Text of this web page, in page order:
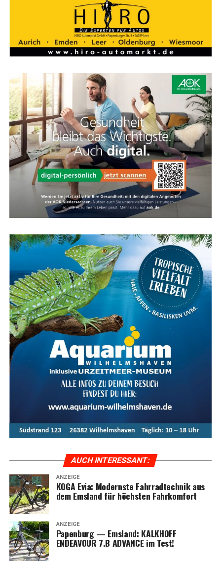
KOGA Feder­ga­bel
Kom­fort und Sport­lich­keit vereint
bel und viel leich­ter als eine Stan­dard-Feder­ga­bel. Die­se
Feder­ein­heit spricht nur bei Bedarf an und bie­tet
zusätz­li­chen Kom­fort für Hand­ge­len­ke und Schul­tern,
ohne das direk­te Fahr­ge­fühl zu verlieren.
Kar­te für das Ems­land Papenburg
Fazit: Das KOGA Evia — Per­fek­te
Wahl für Radfahrkomfort
Das KOGA Evia ist die per­fek­te Wahl für alle, die uner­
reich­ten Rad­fahr­kom­fort mit stil­vol­lem Design und
moderns­ter Tech­no­lo­gie ver­bin­den möch­ten. Ent­de­cken
Sie das ulti­ma­ti­ve Fahr­erleb­nis mit dem KOGA Evia und
genie­ßen Sie jede Fahrt in vol­len Zügen.
Das KOGA Evia bie­tet ulti­ma­ti­ven Fahr­rad­
kom­fort, kom­bi­niert mit inno­va­ti­ver Tech­no­lo­gie und
stil­vol­lem Design. Ent­de­cken Sie die Vor­tei­le und Model­
le der Evia-Serie im Ems­land und erle­ben Sie moder­nen
land. Hoch­wer­tig, güns­tig und immer nah bei Ihnen.
AUCH INTER­ES­SANT:
ANZEIGE
KOGA Evia: Moderns­te Fahr­rad­tech­nik aus
dem Ems­land für höchs­ten Fahrkomfort
ANZEIGE
Papen­burg — Ems­land: KALKHOFF
ENDEAVOUR 7.B ADVANCE im Test!